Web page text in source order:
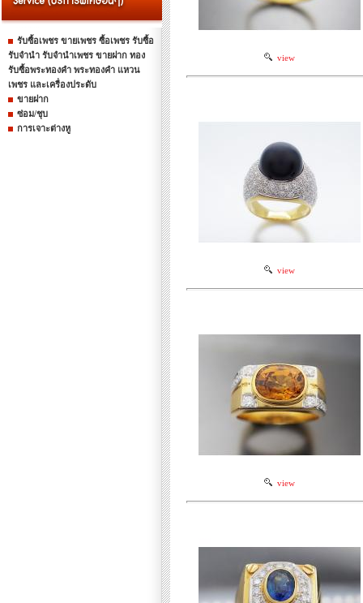
รับซื้อเพชร ขายเพชร ซื้อเพชร รับซื้อ
รับจำนำ รับจำนำเพชร ขายฝาก ทอง
รับซื้อพระทองคำ พระทองคำ แหวน
เพชร และเครื่องประดับ
ขายฝาก
ซ่อม/ชุบ
การเจาะต่างหู
view
view
view